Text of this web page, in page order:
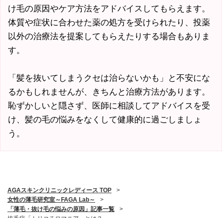
け毛の原因やケア方法をアドバイスしてもらえます。
体質や症状に合わせた薬の処方を受けられたり、投薬
以外の治療法を提案してもらえたりする場合もありま
す。
「髪を抜いてしまうクセは治らないかも」と不安にな
るかもしれませんが、きちんと治療方法があります。
恥ずかしいと隠さず、医師に相談してアドバイスを受
け、髪の毛の悩みをなくして健康的に過ごしましょ
う。
AGAスキンクリニックレディース TOP
>
女性の薄毛研究室～FAGA Lab～
>
「薄毛・抜け毛の悩みの原因」記事一覧
>